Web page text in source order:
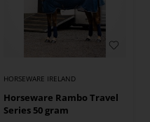
HORSEWARE IRELAND
Horseware Rambo Travel
Series 50 gram